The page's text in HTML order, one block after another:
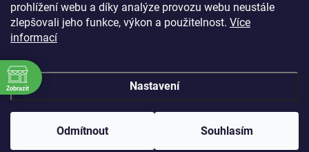
prohlížení webu a díky analýze provozu webu neustále
zlepšovali jeho funkce, výkon a použitelnost. Více
informací
Nastavení
Odmítnout Souhlasím
Chcete navštívit můj showroom? Tak volej 📞 777 778
551 ideálně 2. dny předem, at nejsem na rozvozu. Chci se
YOUTUBE
Vytvořil Shoptet
Copyright 2026REDARMS.CZ. Všechna práva vyhrazena.Upravit nastavení
Zobrazit